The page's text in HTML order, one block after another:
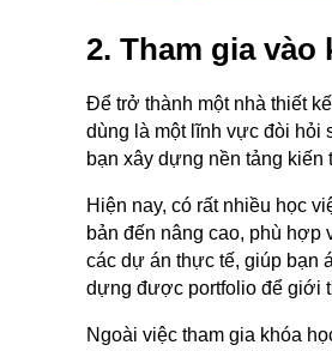
2. Tham gia vào
Để trở thành một nhà thiết
dùng là một lĩnh vực đòi hỏi
bạn xây dựng nền tảng kiến
Hiện nay, có rất nhiều học
bản đến nâng cao, phù hợp
các dự án thực tế, giúp bạn
dựng được portfolio để giới
Ngoài việc tham gia khóa